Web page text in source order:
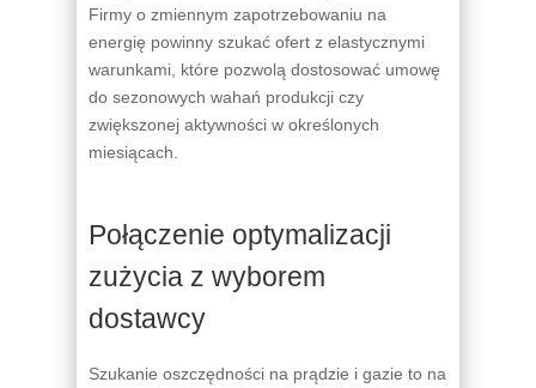
Firmy o zmiennym zapotrzebowaniu na
energię powinny szukać ofert z elastycznymi
warunkami, które pozwolą dostosować umowę
do sezonowych wahań produkcji czy
zwiększonej aktywności w określonych
miesiącach.
Połączenie optymalizacji
zużycia z wyborem
dostawcy
Szukanie oszczędności na prądzie i gazie to na